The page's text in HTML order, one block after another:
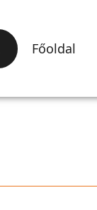
Főoldal